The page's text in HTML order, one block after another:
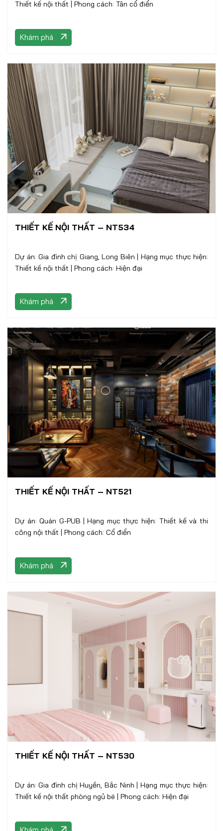
Thiết kế nội thất | Phong cách: Tân cổ điển
Khám phá
THIẾT KẾ NỘI THẤT – NT534
Dự án: Gia đình chị Giang, Long Biên | Hạng mục thực hiện:
Thiết kế nội thất | Phong cách: Hiện đại
Khám phá
THIẾT KẾ NỘI THẤT – NT521
Dự án: Quán G-PUB | Hạng mục thực hiện: Thiết kế và thi
công nội thất | Phong cách: Cổ điển
Khám phá
THIẾT KẾ NỘI THẤT – NT530
Dự án: Gia đình chị Huyền, Bắc Ninh | Hạng mục thực hiện:
Thiết kế nội thất phòng ngủ bé | Phong cách: Hiện đại